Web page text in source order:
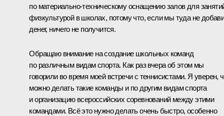
по материально-техническому оснащению залов для
физкультурой в школах, потому что, если мы туда не
денег, ничего не получится.
Обращаю внимание на создание школьных команд
по различным видам спорта. Как раз вчера об этом мы
говорили во время моей встречи с теннисистами. Я уверен,
можно делать такие команды и по другим видам спорта
и организацию всероссийских соревнований между этими
командами. Всё это нужно делать очень быстро, особенно